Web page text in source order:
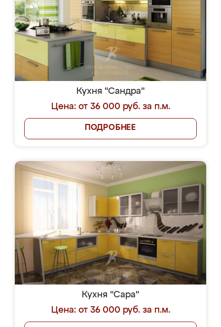
Кухня "Сандра"
Цена: от 36 000 руб. за п.м.
ПОДРОБНЕЕ
Кухня "Сара"
Цена: от 36 000 руб. за п.м.